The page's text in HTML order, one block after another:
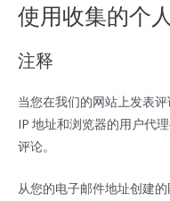
使用收集的个
注释
当您在我们的网站上发表
IP 地址和浏览器的用户代
评论。
从您的电子邮件地址创建